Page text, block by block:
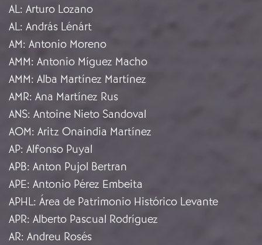
AL: Arturo Lozano
AL: András Lénárt
AM: Antonio Moreno
AMM: Antonio Míguez Macho
AMM: Alba Martínez Martínez
AMR: Ana Martínez Rus
ANS: Antoine Nieto Sandoval
AOM: Aritz Onaindia Martínez
AP: Alfonso Puyal
APB: Anton Pujol Bertran
APE: Antonio Pérez Embeita
APHL: Área de Patrimonio Histórico Levante
APR: Alberto Pascual Rodríguez
AR: Andreu Rosés